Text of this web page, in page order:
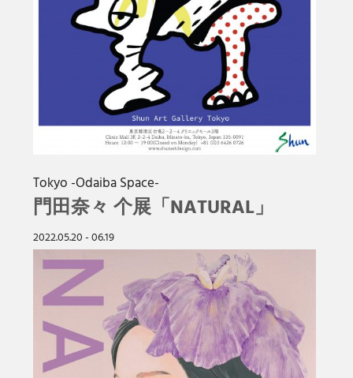
Tokyo -Odaiba Space-
門田奈々 个展「NATURAL」
2022.05.20 - 06.19